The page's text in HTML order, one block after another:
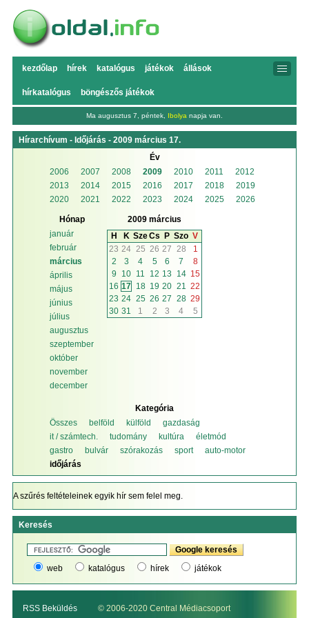
kezdőlap hírek katalógus játékok állások
hírkatalógus böngészős játékok
Ma augusztus 7, péntek, Ibolya napja van.
Hírarchívum - Időjárás - 2009 március 17.
Év
2006
2007 2008 2009 2010 2011
2012
2013
2014 2015 2016 2017 2018
2019
2020
2021 2022 2023 2024 2025 2026
Hónap
január
február
március
április
május
június
július
augusztus
szeptember
október
november
december
2009 március
H
K SzeCs P Szo V
23 24 25 26 27 28
1
2
3 4 5 6 7
8
9
10 11 12 13 14 15
16 17 18 19 20 21
22
23 24 25 26 27 28 29
30 31 1 2 3 4 5
Kategória
Összes
belföld külföld
gazdaság
it / számtech.
tudomány kultúra
életmód
gastro
bulvár szórakozás sport
auto-motor
időjárás
A szűrés feltételeinek egyik hír sem felel meg.
Keresés
web katalógus hírek játékok
RSS Beküldés © 2006-2020 Central Médiacsoport